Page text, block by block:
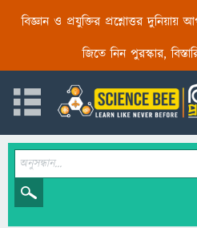
বিজ্ঞান ও প্রযুক্তির প্রশ্নোত্তর দুনিয়ায়
জিতে নিন পুরস্কার,